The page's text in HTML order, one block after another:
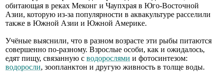
обитающая в реках Меконг и Чаупхрая в Юго-Восточной
Азии, которую из-за популярности в аквакультуре расселили
также в Южной Азии и Южной Америке.
Учёные выяснили, что в разном возрасте эти рыбы питаются
совершенно по-разному. Взрослые особи, как и ожидалось,
едят пищу, связанную с водорослями и фотосинтезом:
водоросли, зоопланктон и другую живность в толще воды.